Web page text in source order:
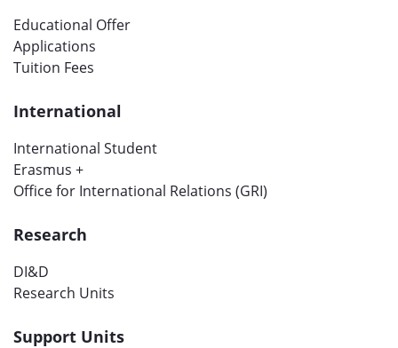
Educational Offer
Applications
Tuition Fees
International
International Student
Erasmus +
Office for International Relations (GRI)
Research
DI&D
Research Units
Support Units